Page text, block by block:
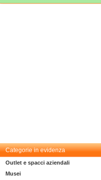
Categorie in evidenza
Outlet e spacci aziendali
Musei